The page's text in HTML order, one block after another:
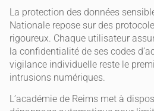
La protection des données
Nationale repose sur des
rigoureux. Chaque utilisateur
la confidentialité de ses codes
vigilance individuelle reste le
intrusions numériques.
L’académie de Reims met à